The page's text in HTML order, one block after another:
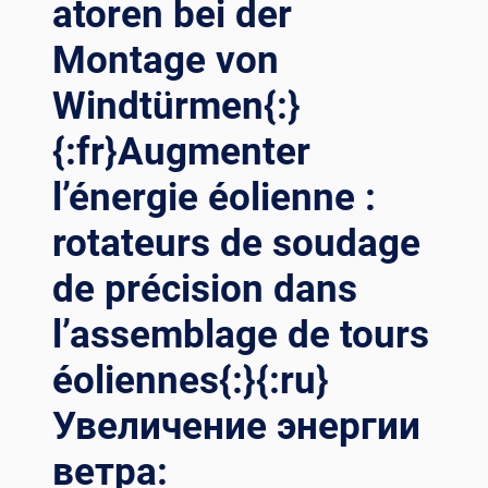
EN
EL
RENDIMIENTO{:}
{:DE}REVOLUTIONÄRE
PRÄZISION
BAUSCHWEISSEN: F
ORTSCHRITTLICHE S
CHWEISSROTATOREN AN
R SP
ITZE DE
R LE
ISTUNGSEXZELLENZ{:}{:
FR}RÉVOLUTIONNER LA
PR
ÉCISION DA
NS LE
UDAGE DE
atoren bei der
Montage von
Windtürmen{:}
{:fr}Augmenter
l’énergie éolienne :
rotateurs de soudage
de précision dans
l’assemblage de tours
éoliennes{:}{:ru}
Увеличение энергии
ветра: